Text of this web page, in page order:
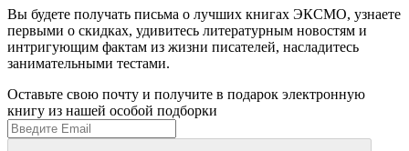
Вы будете получать письма о лучших книгах ЭКСМО, узнаете
первыми о скидках, удивитесь литературным новостям и
интригующим фактам из жизни писателей, насладитесь
занимательными тестами.
Оставьте свою почту и получите в подарок электронную
книгу из нашей особой подборки